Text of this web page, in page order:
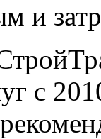
и
с